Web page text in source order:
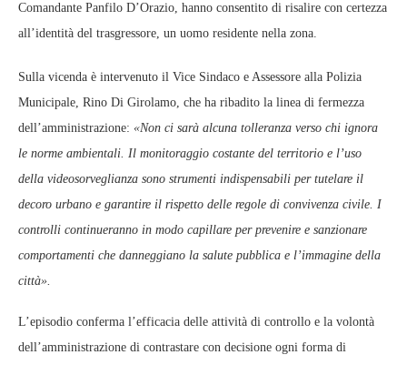
Comandante Panfilo D’Orazio, hanno consentito di risalire con certezza
all’identità del trasgressore, un uomo residente nella zona.
Sulla vicenda è intervenuto il Vice Sindaco e Assessore alla Polizia
Municipale, Rino Di Girolamo, che ha ribadito la linea di fermezza
dell’amministrazione: «Non ci sarà alcuna tolleranza verso chi ignora
le norme ambientali. Il monitoraggio costante del territorio e l’uso
della videosorveglianza sono strumenti indispensabili per tutelare il
decoro urbano e garantire il rispetto delle regole di convivenza civile. I
controlli continueranno in modo capillare per prevenire e sanzionare
comportamenti che danneggiano la salute pubblica e l’immagine della
città».
L’episodio conferma l’efficacia delle attività di controllo e la volontà
dell’amministrazione di contrastare con decisione ogni forma di